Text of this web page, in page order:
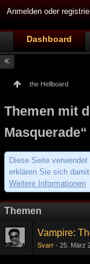
Anmelden oder
Dashboard
the Hellboard
Themen mit
Masquerade“
Diese Seite
erklären Sie sich
Weitere Informationen
Themen
Vampire:
Svarr 25. März